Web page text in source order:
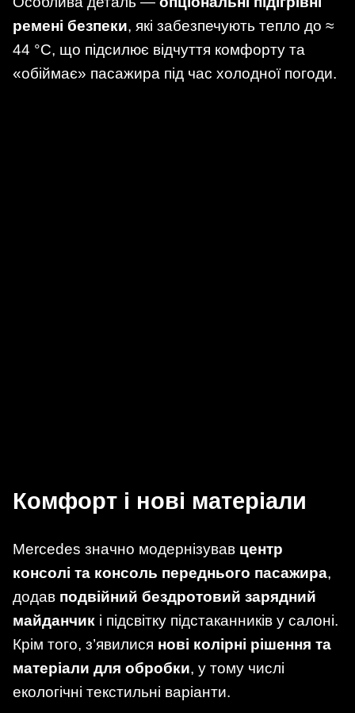
ремені безпеки, які забезпечують тепло до ≈
44 °C, що підсилює відчуття комфорту та
«обіймає» пасажира під час холодної погоди.
Комфорт і нові матеріали
Mercedes значно модернізував центр
консолі та консоль переднього пасажира,
додав подвійний бездротовий зарядний
майданчик і підсвітку підстаканників у салоні.
Крім того, з’явилися нові колірні рішення та
матеріали для обробки, у тому числі
екологічні текстильні варіанти.